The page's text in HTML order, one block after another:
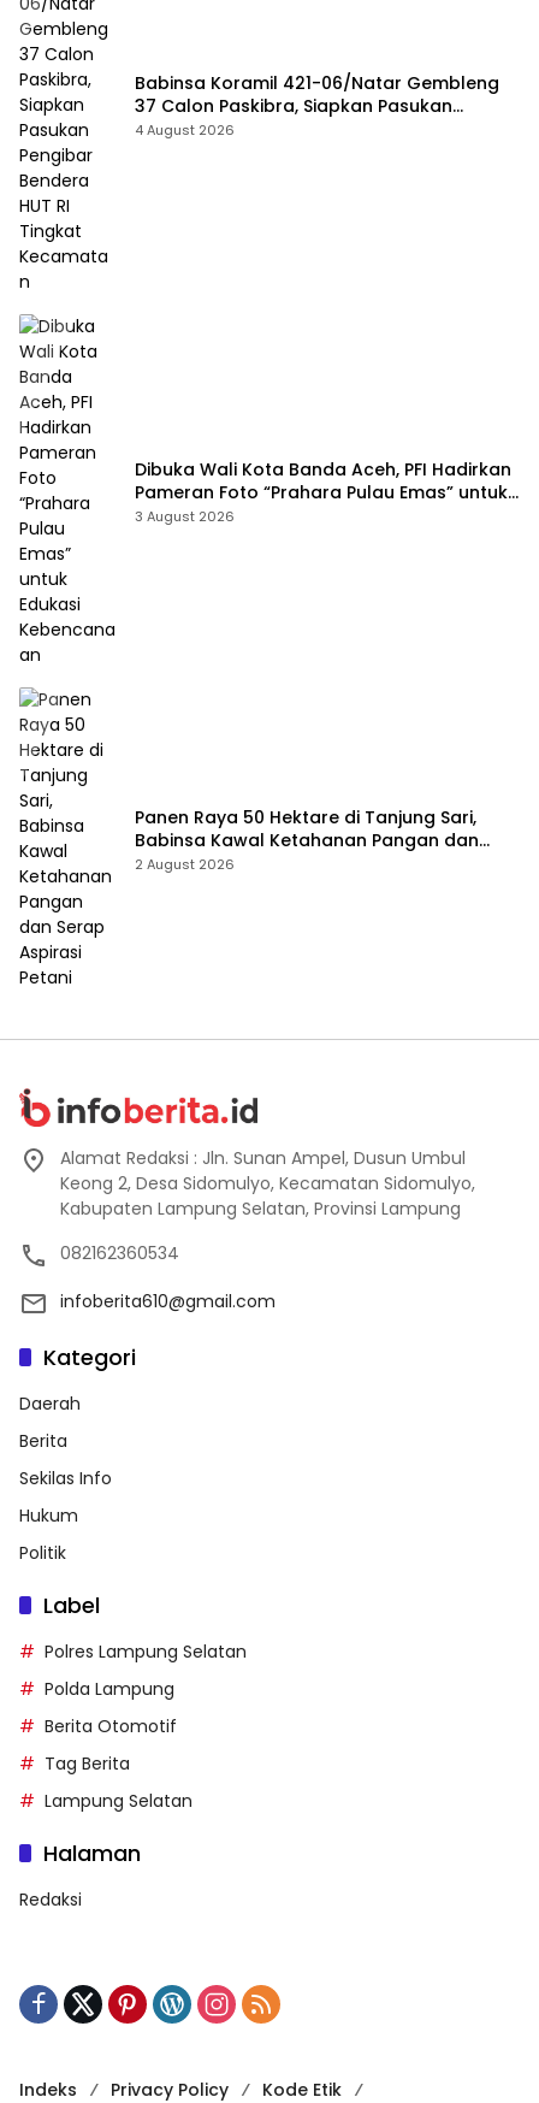
Babinsa Koramil 421-06/Natar Gembleng
37 Calon Paskibra, Siapkan Pasukan
Pengibar Bendera HUT RI Tingkat
4 August 2026
Dibuka Wali Kota Banda Aceh, PFI Hadirkan
Pameran Foto “Prahara Pulau Emas” untuk
Edukasi Kebencanaan
3 August 2026
Panen Raya 50 Hektare di Tanjung Sari,
Babinsa Kawal Ketahanan Pangan dan
Serap Aspirasi Petani
2 August 2026
Alamat Redaksi : Jln. Sunan Ampel, Dusun Umbul
Keong 2, Desa Sidomulyo, Kecamatan Sidomulyo,
Kabupaten Lampung Selatan, Provinsi Lampung
082162360534
infoberita610@gmail.com
Kategori
Daerah
Berita
Sekilas Info
Hukum
Politik
Label
Polres Lampung Selatan
Polda Lampung
Berita Otomotif
Tag Berita
Lampung Selatan
Halaman
Redaksi
Indeks Privacy Policy Kode Etik